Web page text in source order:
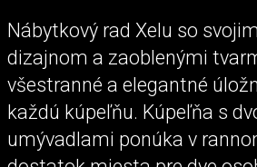
Nábytkový rad Xelu so
dizajnom a zaoblenými
všestranné a elegantné
každú kúpeľňu. Kúpeľňa s
umývadlami ponúka v